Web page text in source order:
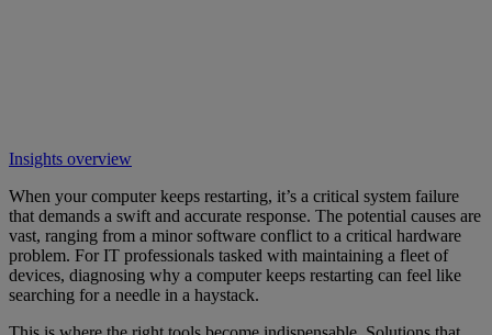
Insights overview
When your computer keeps restarting, it’s a critical system failure
that demands a swift and accurate response. The potential causes are
vast, ranging from a minor software conflict to a critical hardware
problem. For IT professionals tasked with maintaining a fleet of
devices, diagnosing why a computer keeps restarting can feel like
searching for a needle in a haystack.